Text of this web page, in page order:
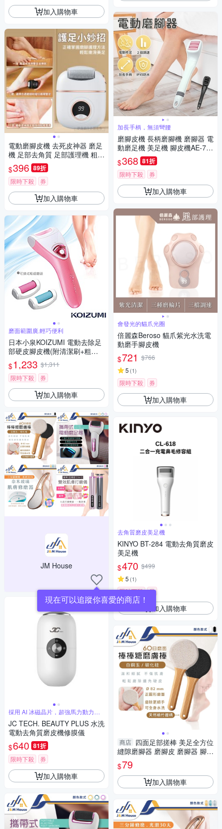
加入購物車
電動磨腳皮機 去死皮神器 磨足
機 足部去角質 足部護理機 粗細
雙磨頭 充電式 強力除菌 全身水
洗
$396 89折
限時下殺 券
加入購物車
磨面範圍廣,輕巧便利
日本小泉KOIZUMI 電動去除足
部硬皮腳皮機(附清潔刷+粗磨
頭+細磨頭)-粉色
$1,233 $1,311
限時下殺
券
加入購物車
JM House
現在可以追蹤你喜愛的商店！
採用 AI 冰磁晶片，超強馬力動力穩
定
JC TECH. BEAUTY PLUS 水洗
電動去角質磨皮機修膜儀
$640 81折
限時下殺 券
加入購物車
加長手柄，無須彎腰
磨腳皮機 長柄磨腳機 磨腳器 電
動磨足機 美足機 腳皮機AE-71
$368 81折
限時下殺 券
加入購物車
會發光的貓爪光圈
倍麗森Beroso 貓爪紫光水洗電
動磨手腳皮機
$721 $766
5 (1)
限時下殺 券
加入購物車
去角質磨皮美足機
KINYO BT-284 電動去角質磨皮
美足機
$470 $499
5 (1)
限時下殺 券
加入購物車
商店 四面足部搓棒 美足全方位
縫隙磨腳器 磨腳皮 磨腳器 腳底
去角質 去腳底死皮 搓腳皮 足部
護理
$79
加入購物車